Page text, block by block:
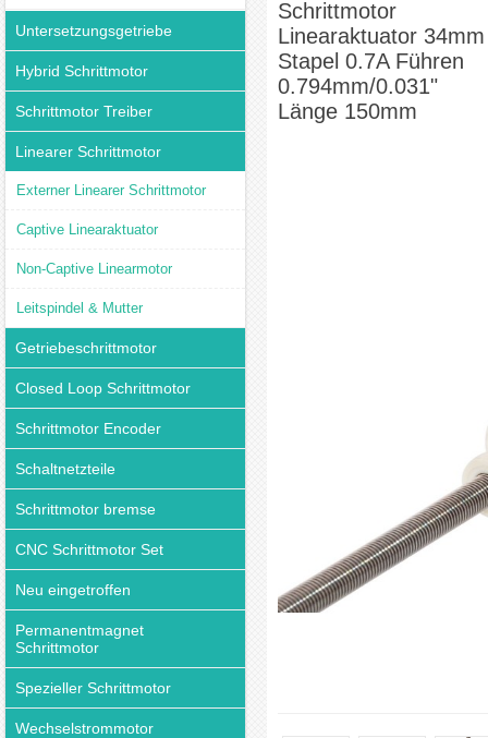
Untersetzungsgetriebe
Hybrid Schrittmotor
Schrittmotor Treiber
Linearer Schrittmotor
Externer Linearer Schrittmotor
Captive Linearaktuator
Non-Captive Linearmotor
Leitspindel & Mutter
Getriebeschrittmotor
Closed Loop Schrittmotor
Schrittmotor Encoder
Schaltnetzteile
Schrittmotor bremse
CNC Schrittmotor Set
Neu eingetroffen
Permanentmagnet
Schrittmotor
Spezieller Schrittmotor
Wechselstrommotor
Schrittmotor
Linearaktuator 34mm
Stapel 0.7A Führen
0.794mm/0.031"
Länge 150mm